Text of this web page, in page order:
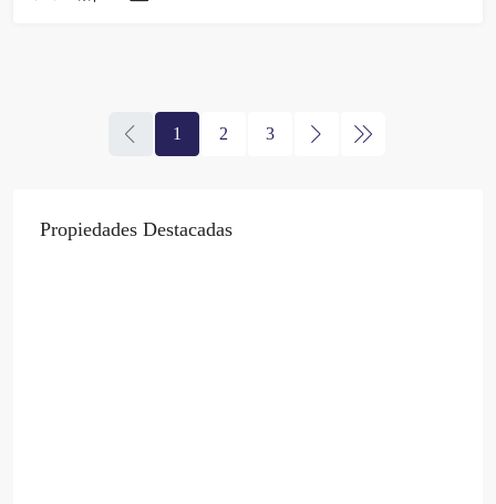
1 2 3
Propiedades Destacadas